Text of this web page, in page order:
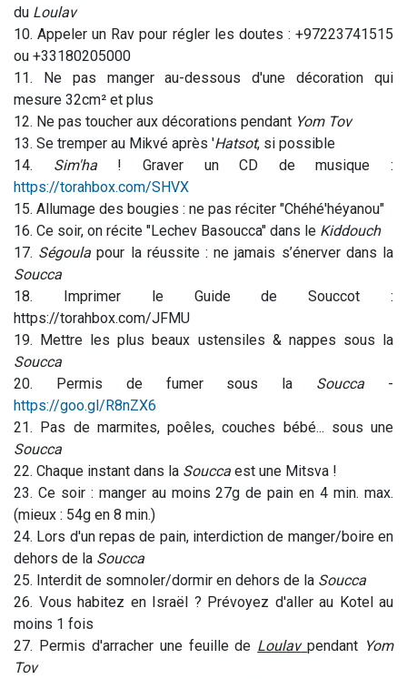
du Loulav
10. Appeler un Rav pour régler les doutes : +97223741515
ou +33180205000
11. Ne pas manger au-dessous d'une décoration qui
mesure 32cm² et plus
12. Ne pas toucher aux décorations pendant Yom Tov
13. Se tremper au Mikvé après 'Hatsot, si possible
14. Sim'ha! Graver un CD de musique :
https://torahbox.com/SHVX
15. Allumage des bougies : ne pas réciter "Chéhé'héyanou"
16. Ce soir, on récite "Lechev Basoucca" dans le Kiddouch
17. Ségoula pour la réussite : ne jamais s’énerver dans la
Soucca
18. Imprimer le Guide de Souccot :
https://torahbox.com/JFMU
19. Mettre les plus beaux ustensiles & nappes sous la
Soucca
20. Permis de fumer sous la Soucca -
https://goo.gl/R8nZX6
21. Pas de marmites, poêles, couches bébé... sous une
Soucca
22. Chaque instant dans la Soucca est une Mitsva !
23. Ce soir : manger au moins 27g de pain en 4 min. max.
(mieux : 54g en 8 min.)
24. Lors d'un repas de pain, interdiction de manger/boire en
dehors de la Soucca
25. Interdit de somnoler/dormir en dehors de la Soucca
26. Vous habitez en Israël ? Prévoyez d'aller au Kotel au
moins 1 fois
27. Permis d'arracher une feuille de Loulav pendant Yom
Tov